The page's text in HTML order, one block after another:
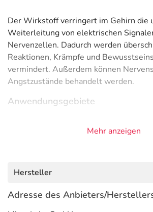
Der Wirkstoff verringert im Gehirn die
Weiterleitung von elektrischen
Nervenzellen. Dadurch werden
Reaktionen, Krämpfe und
vermindert. Außerdem können
Angstzustände behandelt werden.
Anwendungsgebiete
- Epilepsie, fokal (auf einen Körperteil
- Epilepsie, wie:
Mehr anzeigen
Hersteller
Adresse des Anbieters/